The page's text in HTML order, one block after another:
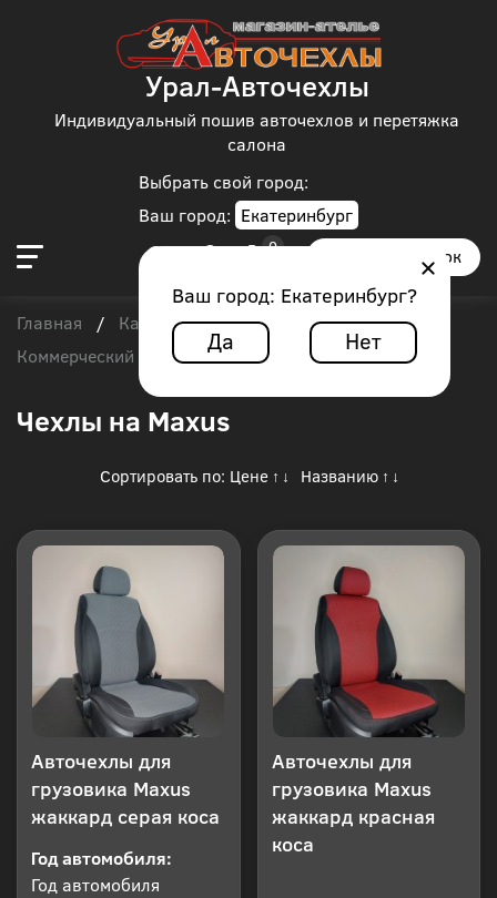
Выбрать свой город:
Ваш город: Екатеринбург
Ваш город: Екатеринбург?
Да Нет
Урал-Авточехлы
Индивидуальный пошив авточехлов и перетяжка
салона
Заказать звонок
Главная / Каталог чехлов /
Коммерческий транспорт / Maxus
Чехлы на Maxus
Сортировать по: Цене ↑ ↓ Названию ↑ ↓
Авточехлы для
грузовика Maxus
жаккард серая коса
Год автомобиля:
Год автомобиля
Авточехлы для
грузовика Maxus
жаккард красная
коса